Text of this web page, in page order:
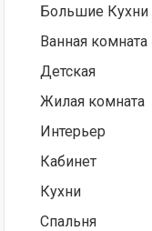
Большие Кухни
Ванная комната
Детская
Жилая комната
Интерьер
Кабинет
Кухни
Спальня